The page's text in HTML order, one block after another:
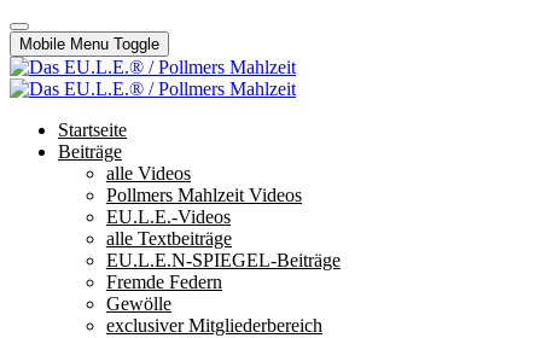
Mobile Menu Toggle
Startseite
Beiträge
alle Videos
Pollmers Mahlzeit Videos
EU.L.E.-Videos
alle Textbeiträge
EU.L.E.N-SPIEGEL-Beiträge
Fremde Federn
Gewölle
exclusiver Mitgliederbereich